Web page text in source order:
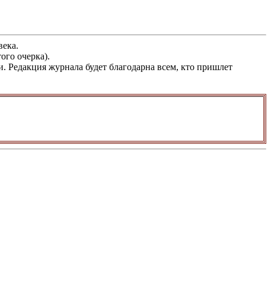
очерка).
журнала будет благодарна всем, кто пришлет